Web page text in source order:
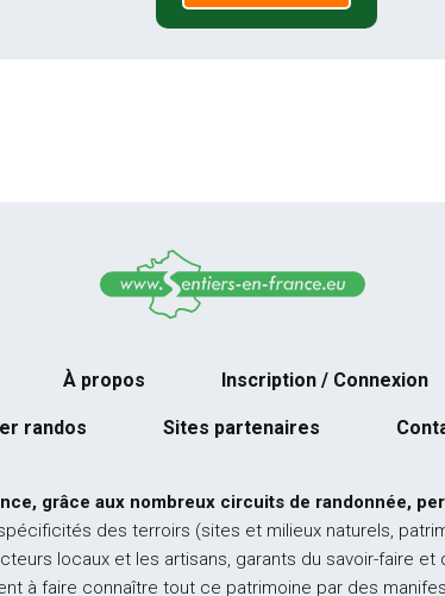
À propos Inscription / Connexion
randos Sites partenaires
grâce aux nombreux circuits de randonnée,
des terroirs (sites et milieux naturels,
locaux et les artisans, garants du savoir-faire et
à faire connaître tout ce patrimoine par des